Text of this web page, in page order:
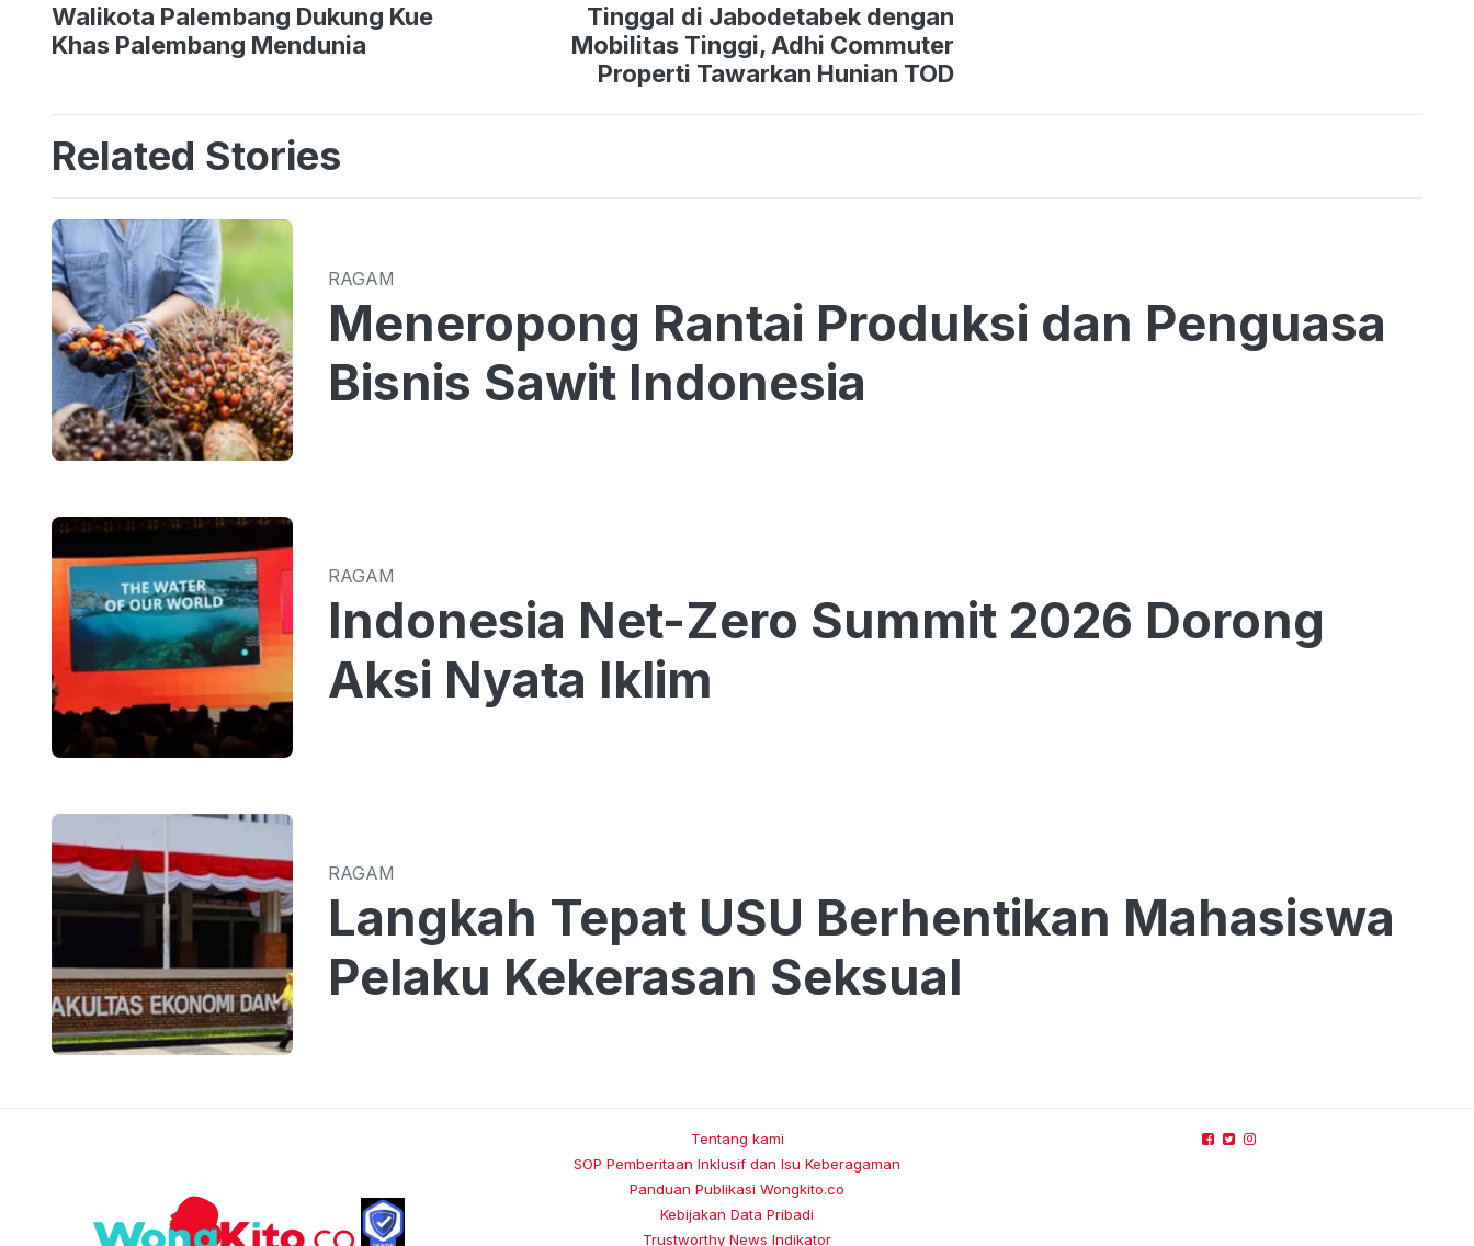
Walikota Palembang Dukung Kue
Khas Palembang Mendunia
Tinggal di Jabodetabek dengan
Mobilitas Tinggi, Adhi Commuter
Properti Tawarkan Hunian TOD
Related Stories
RAGAM
Meneropong Rantai Produksi dan Penguasa
Bisnis Sawit Indonesia
RAGAM
Indonesia Net-Zero Summit 2026 Dorong
Aksi Nyata Iklim
RAGAM
Langkah Tepat USU Berhentikan Mahasiswa
Pelaku Kekerasan Seksual
Tentang kami
SOP Pemberitaan Inklusif dan Isu Keberagaman
Panduan Publikasi Wongkito.co
Kebijakan Data Pribadi
Trustworthy News Indikator